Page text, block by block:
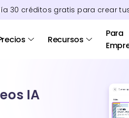
30 créditos gratis para crear
Recursos
Para
IA